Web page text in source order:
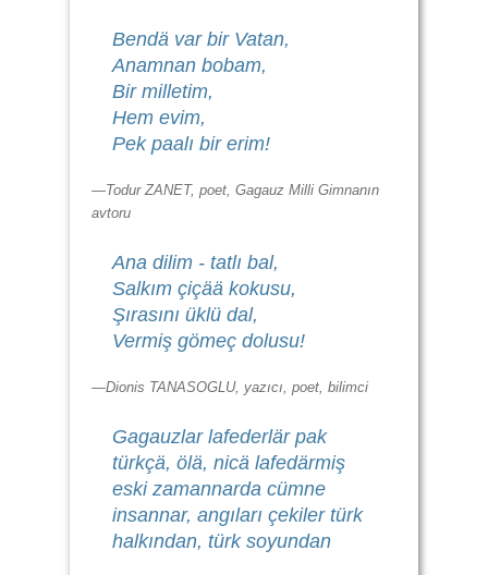
Bendä var bir Vatan,
Anamnan bobam,
Bir milletim,
Hem evim,
Pek paalı bir erim!
—Todur ZANET, poet, Gagauz Milli Gimnanın
avtoru
Ana dilim - tatlı bal,
Salkım çiçää kokusu,
Şırasını üklü dal,
Vermiş gömeç dolusu!
—Dionis TANASOGLU, yazıcı, poet, bilimci
Gagauzlar lafederlär pak
türkçä, ölä, nicä lafedärmiş
eski zamannarda cümne
insannar, angıları çekiler türk
halkından, türk soyundan